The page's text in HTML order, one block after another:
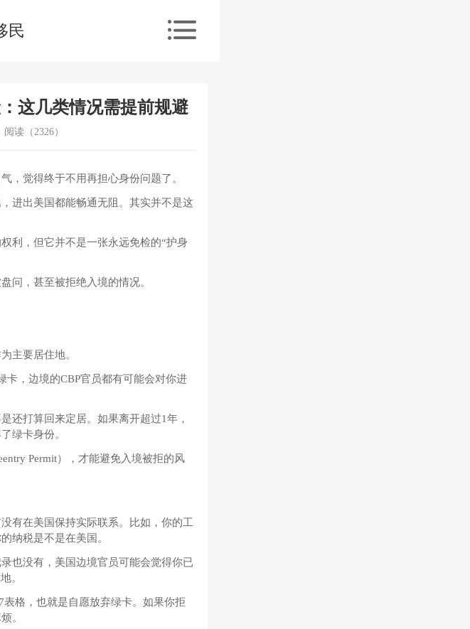
民
这几类情况需提前规避
阅读（2326）
，觉得终于不用再担心身份问题了。
进出美国都能畅通无阻。其实并不是这
利，但它并不是一张永远免检的“护身
问，甚至被拒绝入境的情况。
主要居住地。
卡，边境的CBP官员都有可能会对你进
还打算回来定居。如果离开超过1年，
绿卡身份。
Permit），才能避免入境被拒的风
有在美国保持实际联系。比如，你的工
纳税是不是在美国。
也没有，美国边境官员可能会觉得你已
。
格，也就是自愿放弃绿卡。如果你拒
。
询